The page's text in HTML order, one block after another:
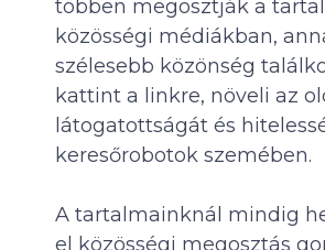
többen megosztják a
közösségi médiákban,
szélesebb közönség
kattint a linkre, növeli az
látogatottságát és
keresőrobotok szemében.
A tartalmainknál mindig
el közösségi megosztás